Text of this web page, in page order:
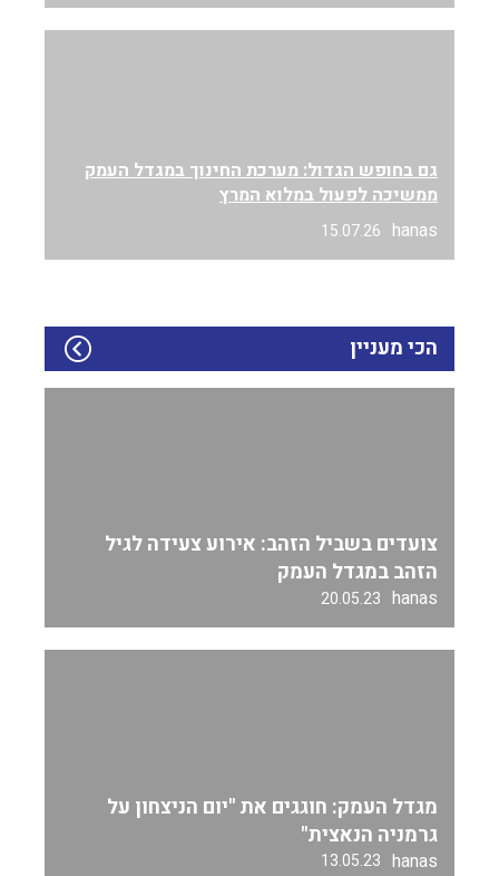
גם בחופש הגדול: מערכת החינוך במגדל העמק
ממשיכה לפעול במלוא המרץ
hanas
15.07.26
הכי מעניין
צועדים בשביל הזהב: אירוע צעידה לגיל
הזהב במגדל העמק
hanas
20.05.23
מגדל העמק: חוגגים את "יום הניצחון על
גרמניה הנאצית"
hanas
13.05.23